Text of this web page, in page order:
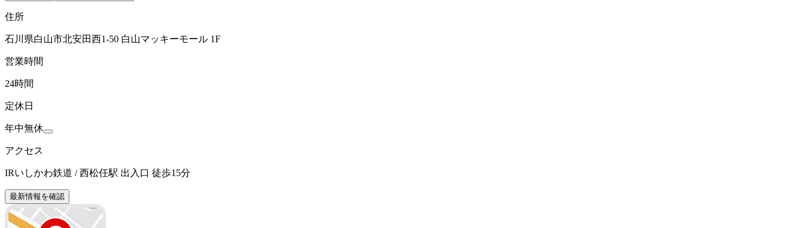
住所
石川県白山市北安田西1-50 白山マッキーモール 1F
営業時間
24時間
定休日
年中無休
アクセス
IRいしかわ鉄道 / 西松任駅 出入口 徒歩15分
最新情報を確認